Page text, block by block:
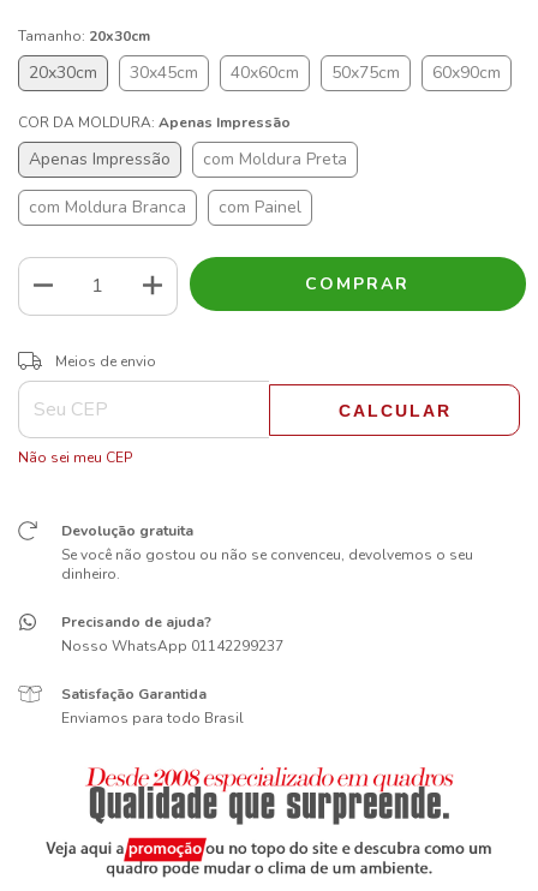
Tamanho: 20x30cm
20x30cm 30x45cm 40x60cm 50x75cm 60x90cm
COR DA MOLDURA: Apenas Impressão
Apenas Impressão com Moldura Preta
com Moldura Branca com Painel
Entregas para o CEP:
Meios de envio
CALCULAR
Não sei meu CEP
Devolução gratuita
Se você não gostou ou não se convenceu, devolvemos o seu
dinheiro.
Precisando de ajuda?
Nosso WhatsApp 01142299237
Satisfação Garantida
Enviamos para todo Brasil